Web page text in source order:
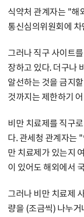
식약처 관계자는 "해
통신심의위원회에
그러나 직구 사이트
장하고 있다. 더구나
알선하는 것을 금지
것까지는 제한하기
비만 치료제를 직구
다. 관세청 관계자는
만 치료제가 있는지
이 있어도 해외에서
그러나 비만 치료제
량을 (조금씩) 나누